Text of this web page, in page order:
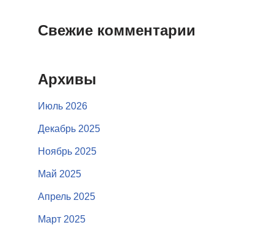
Свежие комментарии
Архивы
Июль 2026
Декабрь 2025
Ноябрь 2025
Май 2025
Апрель 2025
Март 2025